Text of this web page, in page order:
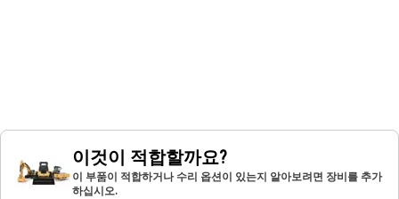
이것이 적합할까요?
이 부품이 적합하거나 수리 옵션이 있는지 알아보려면 장비를 추가
하십시오.